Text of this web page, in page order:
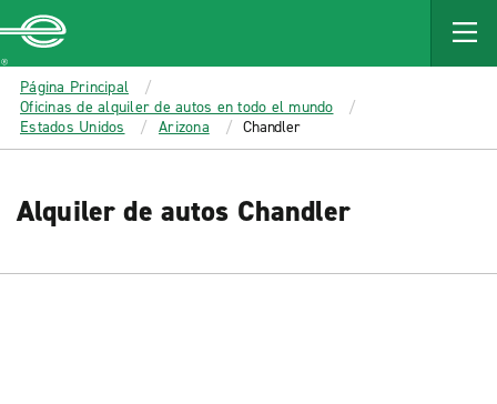
MAIN
CONTENT
Enterprise
Página Principal
Oficinas de alquiler de autos en todo el mundo
Estados Unidos
Arizona Chandler
Alquiler de autos Chandler